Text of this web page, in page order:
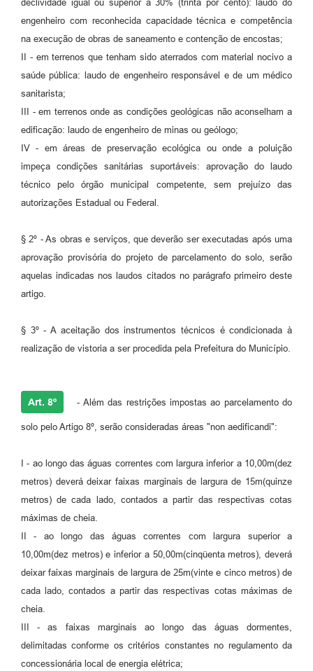
declividade igual ou superior a 30% (trinta por cento): laudo do
engenheiro com reconhecida capacidade técnica e competência
na execução de obras de saneamento e contenção de encostas;
II - em terrenos que tenham sido aterrados com material nocivo a
saúde pública: laudo de engenheiro responsável e de um médico
sanitarista;
III - em terrenos onde as condições geológicas não aconselham a
edificação: laudo de engenheiro de minas ou geólogo;
IV - em áreas de preservação ecológica ou onde a poluição
impeça condições sanitárias suportáveis: aprovação do laudo
técnico pelo órgão municipal competente, sem prejuízo das
autorizações Estadual ou Federal.
§ 2º - As obras e serviços, que deverão ser executadas após uma
aprovação provisória do projeto de parcelamento do solo, serão
aquelas indicadas nos laudos citados no parágrafo primeiro deste
artigo.
§ 3º - A aceitação dos instrumentos técnicos é condicionada à
realização de vistoria a ser procedida pela Prefeitura do Município.
Art. 8º - Além das restrições impostas ao parcelamento do
solo pelo Artigo 8º, serão consideradas áreas "non aedificandi":
I - ao longo das águas correntes com largura inferior a 10,00m(dez
metros) deverá deixar faixas marginais de largura de 15m(quinze
metros) de cada lado, contados a partir das respectivas cotas
máximas de cheia.
II - ao longo das águas correntes com largura superior a
10,00m(dez metros) e inferior a 50,00m(cinqüenta metros), deverá
deixar faixas marginais de largura de 25m(vinte e cinco metros) de
cada lado, contados a partir das respectivas cotas máximas de
cheia.
III - as faixas marginais ao longo das águas dormentes,
delimitadas conforme os critérios constantes no regulamento da
concessionária local de energia elétrica;